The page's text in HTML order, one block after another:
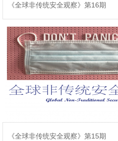
《全球非传统安全观察》第16期
《全球非传统安全观察》第15期